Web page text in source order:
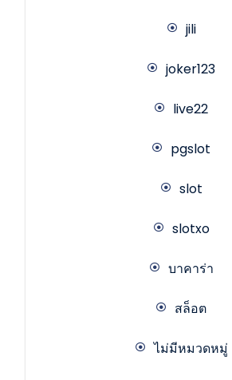
jili
joker123
live22
pgslot
slot
slotxo
บาคาร่า
สล็อต
ไม่มีหมวดหมู่